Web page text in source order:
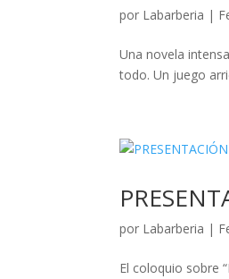
por Labarberia |
Una novela
todo. Un juego
por Labarberia |
El coloquio sobre